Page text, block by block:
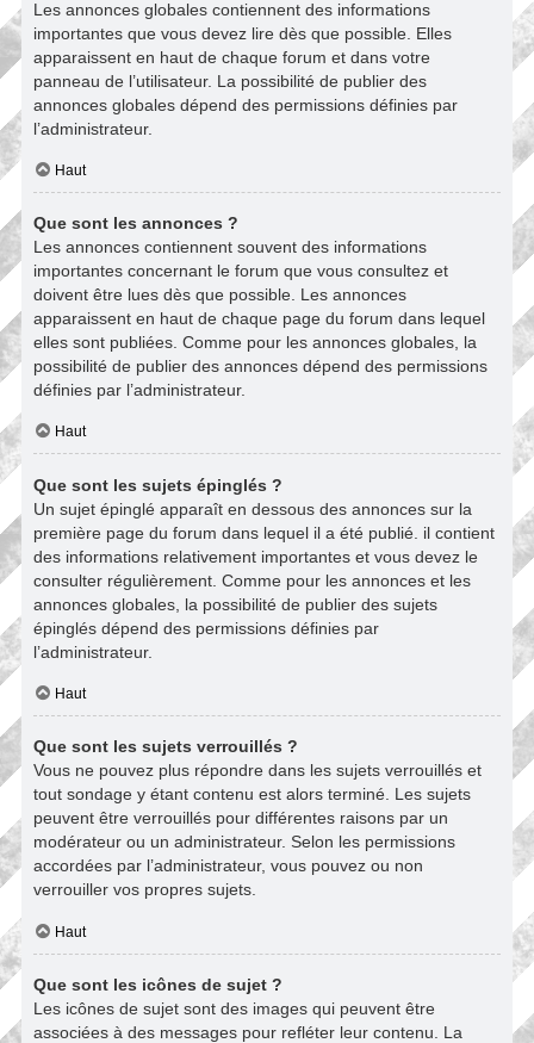
Les annonces globales contiennent des informations
importantes que vous devez lire dès que possible. Elles
apparaissent en haut de chaque forum et dans votre
panneau de l’utilisateur. La possibilité de publier des
annonces globales dépend des permissions définies par
l’administrateur.
Haut
Que sont les annonces ?
Les annonces contiennent souvent des informations
importantes concernant le forum que vous consultez et
doivent être lues dès que possible. Les annonces
apparaissent en haut de chaque page du forum dans lequel
elles sont publiées. Comme pour les annonces globales, la
possibilité de publier des annonces dépend des permissions
définies par l’administrateur.
Haut
Que sont les sujets épinglés ?
Un sujet épinglé apparaît en dessous des annonces sur la
première page du forum dans lequel il a été publié. il contient
des informations relativement importantes et vous devez le
consulter régulièrement. Comme pour les annonces et les
annonces globales, la possibilité de publier des sujets
épinglés dépend des permissions définies par
l’administrateur.
Haut
Que sont les sujets verrouillés ?
Vous ne pouvez plus répondre dans les sujets verrouillés et
tout sondage y étant contenu est alors terminé. Les sujets
peuvent être verrouillés pour différentes raisons par un
modérateur ou un administrateur. Selon les permissions
accordées par l’administrateur, vous pouvez ou non
verrouiller vos propres sujets.
Haut
Que sont les icônes de sujet ?
Les icônes de sujet sont des images qui peuvent être
associées à des messages pour refléter leur contenu. La